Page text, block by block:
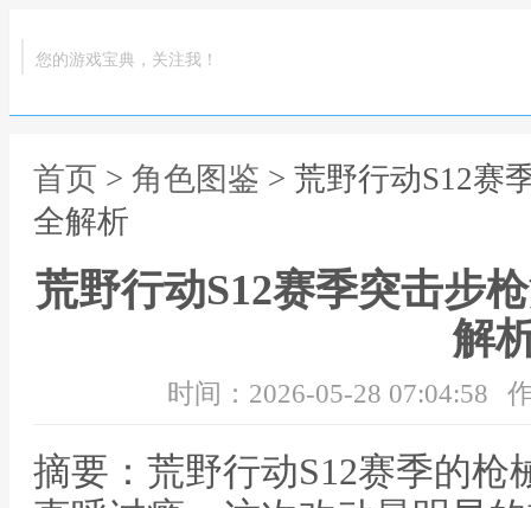
您的游戏宝典，关注我！
首页 > 角色图鉴 > 荒野行动S12赛
全解析
荒野行动S12赛季突击步
解
时间：2026-05-28 07:04:58
摘要：荒野行动S12赛季的